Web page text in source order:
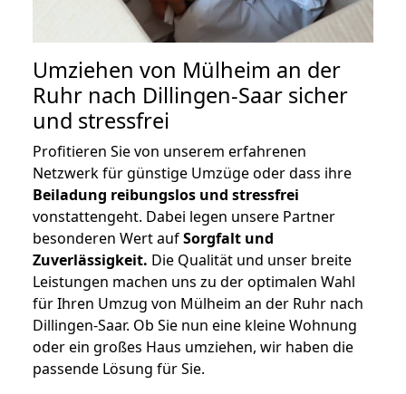
Umziehen von Mülheim an der
Ruhr nach Dillingen-Saar sicher
und stressfrei
Profitieren Sie von unserem erfahrenen
Netzwerk für günstige Umzüge oder dass ihre
Beiladung reibungslos und stressfrei
vonstattengeht. Dabei legen unsere Partner
besonderen Wert aufSorgfalt und
Zuverlässigkeit. Die Qualität und unser breite
Leistungen machen uns zu der optimalen Wahl
für Ihren Umzug von Mülheim an der Ruhr nach
Dillingen-Saar. Ob Sie nun eine kleine Wohnung
oder ein großes Haus umziehen, wir haben die
passende Lösung für Sie.